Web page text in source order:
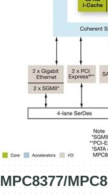
MPC8377/